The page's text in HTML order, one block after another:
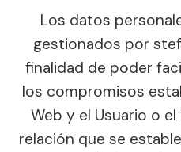
Los datos
gestionados por
finalidad de poder
los compromisos
Web y el Usuario o
relación que se